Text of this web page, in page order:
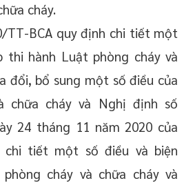
cháy.
TT-BCA quy định chi tiết một
thi hành Luật phòng cháy và
đổi, bổ sung một số điều của
chữa cháy và Nghị định số
24 tháng 11 năm 2020 của
chi tiết một số điều và biện
cháy và chữa cháy và